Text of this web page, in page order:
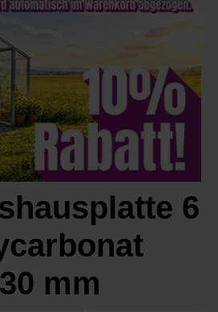
6
mm